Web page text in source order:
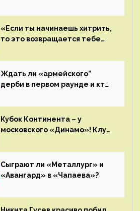
«Если ты начинаешь хитрить,
то это возвращается тебе
Ждать ли «армейского”
дерби в первом раунде и кто
Главные интриги последнего
дня «регулярки” КХЛ
Кубок Континента – у
московского «Динамо»! Клуб
сезон
Сыграют ли «Металлург» и
«Авангард» в «Чапаева»?